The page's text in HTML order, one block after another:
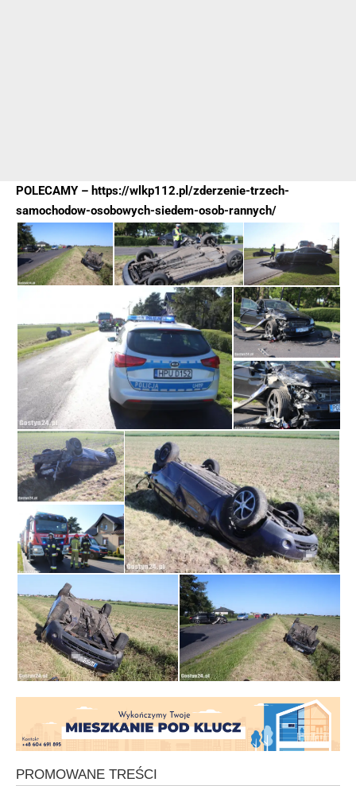
POLECAMY – https://wlkp112.pl/zderzenie-trzech-
samochodow-osobowych-siedem-osob-rannych/